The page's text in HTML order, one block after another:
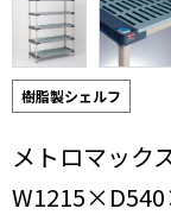
樹脂製シェルフ
メトロマック